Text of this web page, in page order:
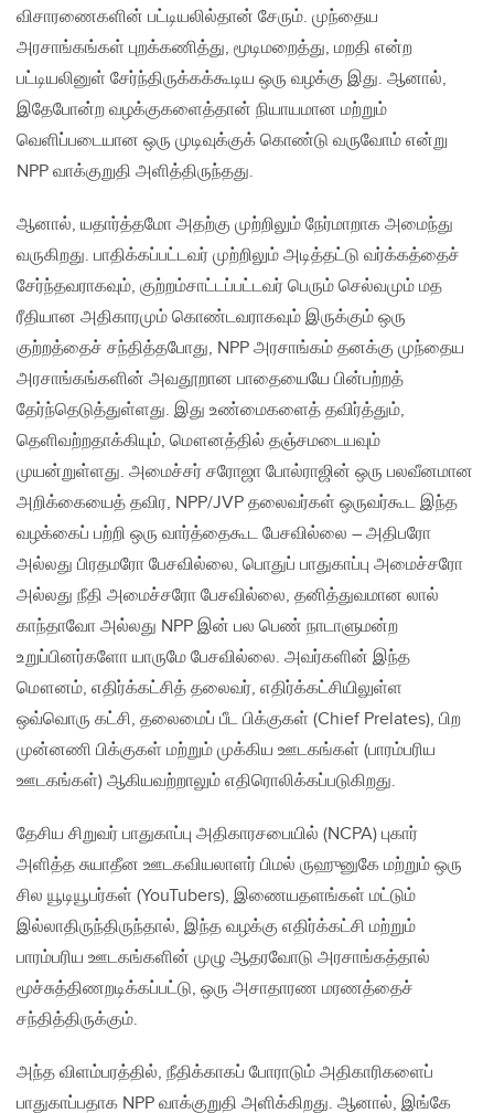
விசாரணைகளின் பட்டியலில்தான் சேரும். முந்தைய
அரசாங்கங்கள் புறக்கணித்து, மூடிமறைத்து, மறதி என்ற
பட்டியலினுள் சேர்ந்திருக்கக்கூடிய ஒரு வழக்கு இது. ஆனால்,
இதேபோன்ற வழக்குகளைத்தான் நியாயமான மற்றும்
வெளிப்படையான ஒரு முடிவுக்குக் கொண்டு வருவோம் என்று
NPP வாக்குறுதி அளித்திருந்தது.
ஆனால், யதார்த்தமோ அதற்கு முற்றிலும் நேர்மாறாக அமைந்து
வருகிறது. பாதிக்கப்பட்டவர் முற்றிலும் அடித்தட்டு வர்க்கத்தைச்
சேர்ந்தவராகவும், குற்றம்சாட்டப்பட்டவர் பெரும் செல்வமும் மத
ரீதியான அதிகாரமும் கொண்டவராகவும் இருக்கும் ஒரு
குற்றத்தைச் சந்தித்தபோது, NPP அரசாங்கம் தனக்கு முந்தைய
அரசாங்கங்களின் அவதூறான பாதையையே பின்பற்றத்
தேர்ந்தெடுத்துள்ளது. இது உண்மைகளைத் தவிர்த்தும்,
தெளிவற்றதாக்கியும், மௌனத்தில் தஞ்சமடையவும்
முயன்றுள்ளது. அமைச்சர் சரோஜா போல்ராஜின் ஒரு பலவீனமான
அறிக்கையைத் தவிர, NPP/JVP தலைவர்கள் ஒருவர்கூட இந்த
வழக்கைப் பற்றி ஒரு வார்த்தைகூட பேசவில்லை – அதிபரோ
அல்லது பிரதமரோ பேசவில்லை, பொதுப் பாதுகாப்பு அமைச்சரோ
அல்லது நீதி அமைச்சரோ பேசவில்லை, தனித்துவமான லால்
காந்தாவோ அல்லது NPP இன் பல பெண் நாடாளுமன்ற
உறுப்பினர்களோ யாருமே பேசவில்லை. அவர்களின் இந்த
மௌனம், எதிர்க்கட்சித் தலைவர், எதிர்க்கட்சியிலுள்ள
ஒவ்வொரு கட்சி, தலைமைப் பீட பிக்குகள் (Chief Prelates), பிற
முன்னணி பிக்குகள் மற்றும் முக்கிய ஊடகங்கள் (பாரம்பரிய
ஊடகங்கள்) ஆகியவற்றாலும் எதிரொலிக்கப்படுகிறது.
தேசிய சிறுவர் பாதுகாப்பு அதிகாரசபையில் (NCPA) புகார்
அளித்த சுயாதீன ஊடகவியலாளர் பிமல் ருஹுனுகே மற்றும் ஒரு
சில யூடியூபர்கள் (YouTubers), இணையதளங்கள் மட்டும்
இல்லாதிருந்திருந்தால், இந்த வழக்கு எதிர்க்கட்சி மற்றும்
பாரம்பரிய ஊடகங்களின் முழு ஆதரவோடு அரசாங்கத்தால்
மூச்சுத்திணறடிக்கப்பட்டு, ஒரு அசாதாரண மரணத்தைச்
சந்தித்திருக்கும்.
அந்த விளம்பரத்தில், நீதிக்காகப் போராடும் அதிகாரிகளைப்
பாதுகாப்பதாக NPP வாக்குறுதி அளிக்கிறது. ஆனால், இங்கே